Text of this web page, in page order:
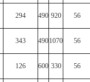
294 490 920 56
343 4901070 56
126 600 330 56